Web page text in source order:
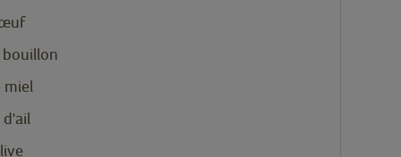
bouillon
miel
d'ail